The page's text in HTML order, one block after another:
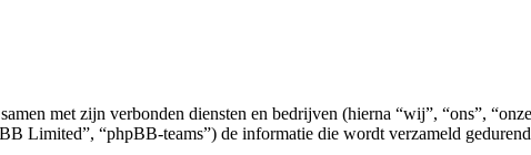
met zijn verbonden diensten en bedrijven (hierna “wij”, “ons”,
Limited”, “phpBB-teams”) de informatie die wordt verzameld